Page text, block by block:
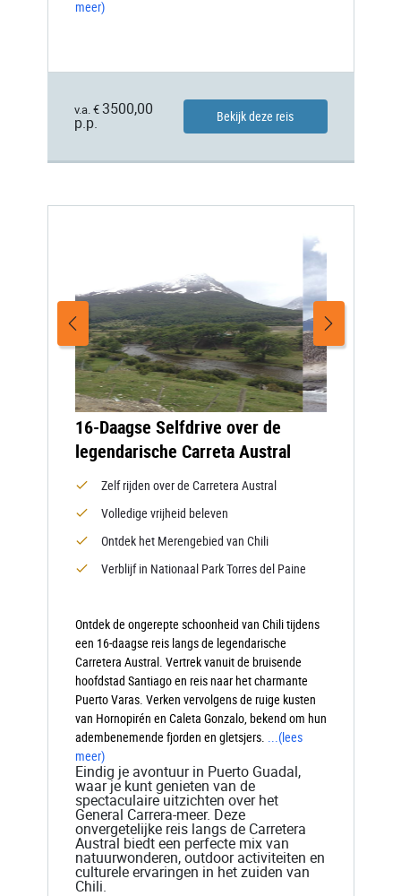
meer)
v.a. € 3500,00
p.p.
Bekijk deze reis
16-Daagse Selfdrive over de
legendarische Carreta Austral
Zelf rijden over de Carretera Austral
Volledige vrijheid beleven
Ontdek het Merengebied van Chili
Verblijf in Nationaal Park Torres del Paine
Ontdek de ongerepte schoonheid van Chili tijdens
een 16-daagse reis langs de legendarische
Carretera Austral. Vertrek vanuit de bruisende
hoofdstad Santiago en reis naar het charmante
Puerto Varas. Verken vervolgens de ruige kusten
van Hornopirén en Caleta Gonzalo, bekend om hun
adembenemende fjorden en gletsjers. ...(lees
meer)
Eindig je avontuur in Puerto Guadal,
waar je kunt genieten van de
spectaculaire uitzichten over het
General Carrera-meer. Deze
onvergetelijke reis langs de Carretera
Austral biedt een perfecte mix van
natuurwonderen, outdoor activiteiten en
culturele ervaringen in het zuiden van
Chili.